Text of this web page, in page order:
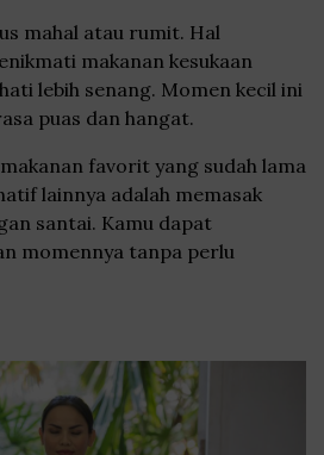
mahal atau rumit. Hal
makanan kesukaan
lebih senang. Momen kecil ini
puas dan hangat.
favorit yang sudah lama
lainnya adalah memasak
santai. Kamu dapat
momennya tanpa perlu